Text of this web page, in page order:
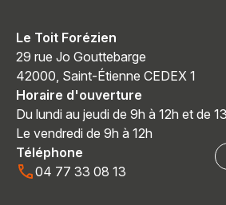
Le Toit Forézien
29 rue Jo Gouttebarge
42000, Saint-Étienne CEDEX 1
Horaire d'ouverture
Du lundi au jeudi de 9h à 12h et de
Le vendredi de 9h à 12h
Téléphone
04 77 33 08 13